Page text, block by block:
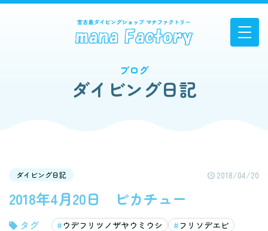
ブログ
ダイビング日記
ダイビング日記 2018/04/20
2018年4月20日 ピカチュー
ウデフリツノザヤウミウシ フリソデエビ